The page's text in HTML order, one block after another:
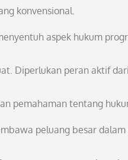
konvensional.
aspek hukum
Diperlukan peran aktif
pemahaman tentang
peluang besar